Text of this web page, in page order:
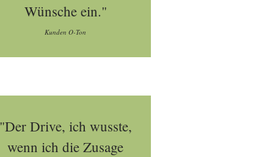
Wünsche ein."
Kunden O-Ton
"Der Drive, ich wusste,
wenn ich die Zusage